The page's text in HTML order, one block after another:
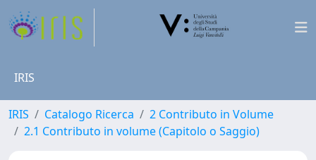
IRIS
IRIS Catalogo Ricerca
2 Contributo in Volume
2.1 Contributo in volume (Capitolo o Saggio)